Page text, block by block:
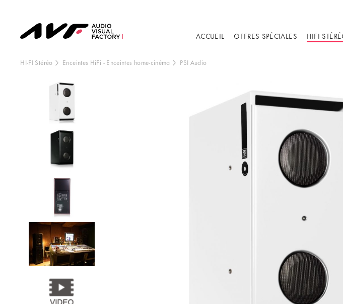
ACCUEIL OFFRES SPÉCIALES HIFI
HI-FI Stéréo Enceintes HiFi - Enceintes home-cinéma PSI Audio
Ce contenu est hébergé par un tiers. En affichant le
externe, vous acceptez les termes et conditions
youtube.com.
Ne plus demander